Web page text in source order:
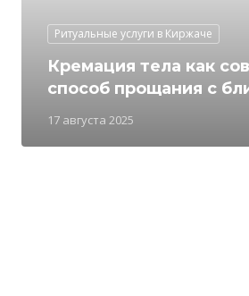
Ритуальные услуги в Киржаче
17 августа 2025
Кремация тела как
способ прощания с